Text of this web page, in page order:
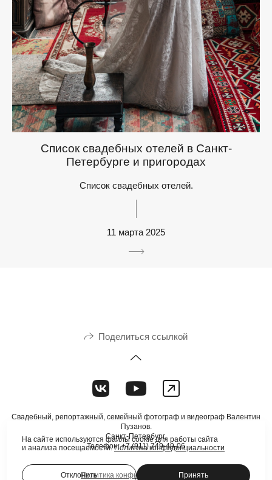
Список свадебных отелей в Санкт-
Петербурге и пригородах
Список свадебных отелей.
11 марта 2025
Поделиться ссылкой
Свадебный, репортажный, семейный фотограф и видеограф Валентин
Пузанов.
Санкт-Петербург.
Телефон: +7 (911) 749-49-06
Политика конфиденциальности
На сайте используются файлы cookie для работы сайта
и анализа посещаемости.Политика конфиденциальности
Отклонить Принять